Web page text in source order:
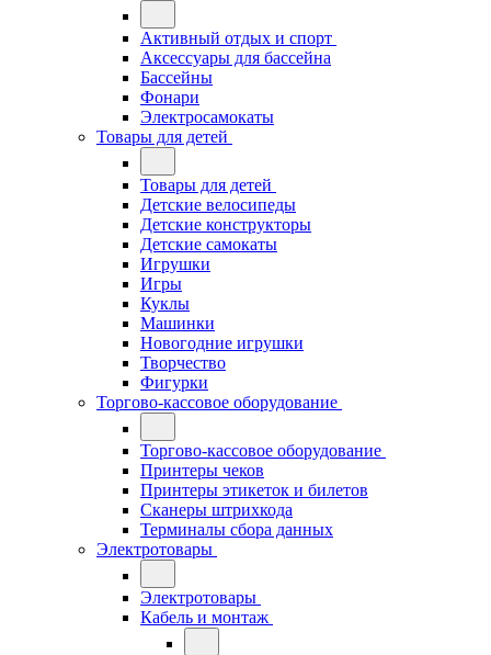
Активный отдых и спорт
Аксессуары для бассейна
Бассейны
Фонари
Электросамокаты
Товары для детей
Товары для детей
Детские велосипеды
Детские конструкторы
Детские самокаты
Игрушки
Игры
Куклы
Машинки
Новогодние игрушки
Творчество
Фигурки
Торгово-кассовое оборудование
Торгово-кассовое оборудование
Принтеры чеков
Принтеры этикеток и билетов
Сканеры штрихкода
Терминалы сбора данных
Электротовары
Электротовары
Кабель и монтаж